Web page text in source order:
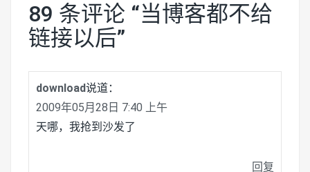
89 条评论 “当博客都不给
链接以后”
download说道：
2009年05月28日 7:40 上午
天哪，我抢到沙发了
回复